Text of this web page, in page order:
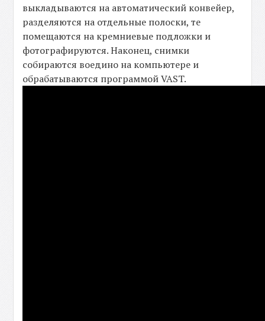
выкладываются на автоматический конвейер,
разделяются на отдельные полоски, те
помещаются на кремниевые подложки и
фотографируются. Наконец, снимки
собираются воедино на компьютере и
обрабатываются программой VAST.